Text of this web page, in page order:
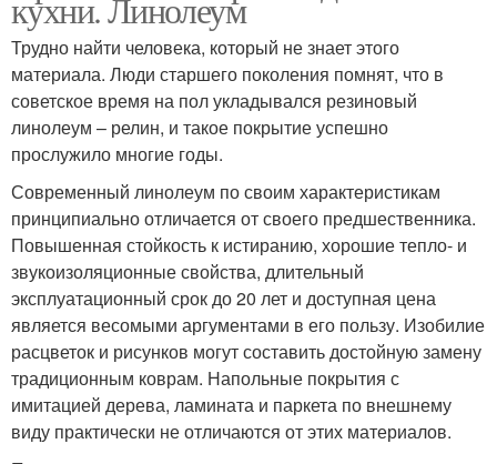
кухни. Линолеум
Трудно найти человека, который не знает этого
материала. Люди старшего поколения помнят, что в
советское время на пол укладывался резиновый
линолеум – релин, и такое покрытие успешно
прослужило многие годы.
Современный линолеум по своим характеристикам
принципиально отличается от своего предшественника.
Повышенная стойкость к истиранию, хорошие тепло- и
звукоизоляционные свойства, длительный
эксплуатационный срок до 20 лет и доступная цена
является весомыми аргументами в его пользу. Изобилие
расцветок и рисунков могут составить достойную замену
традиционным коврам. Напольные покрытия с
имитацией дерева, ламината и паркета по внешнему
виду практически не отличаются от этих материалов.